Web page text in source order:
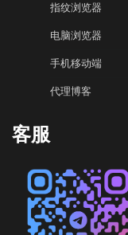
指纹浏览器
电脑浏览器
手机移动端
代理博客
客服